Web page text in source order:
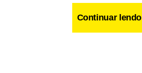
Continuar lendo